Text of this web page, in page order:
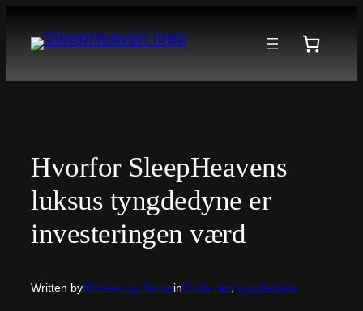
Hvorfor SleepHeavens
luksus tyngdedyne er
investeringen værd
Written byMichael og JanneinGode råd, tyngdedyne